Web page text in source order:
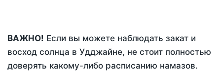
ВАЖНО! Если вы можете наблюдать закат и
восход солнца в Удджайне, не стоит полностью
доверять какому-либо расписанию намазов.